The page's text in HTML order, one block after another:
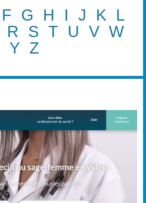
F G H I J K
L
R S T U V W
Y Z